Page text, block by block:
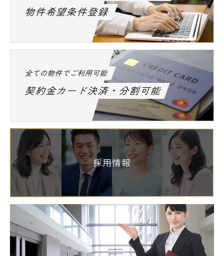
物件希望条件登録
全ての物件でご利用可能
契約金カード決済・分割可能
採用情報